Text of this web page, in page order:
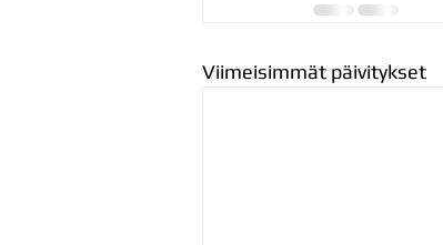
Viimeisimmät päivitykset